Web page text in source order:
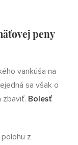
peny
vankúša na
sa však o
zbaviť. Bolesť
z